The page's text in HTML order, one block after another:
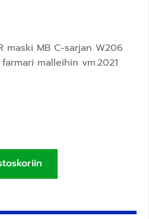
maski MB C-sarjan W206
malleihin vm.2021